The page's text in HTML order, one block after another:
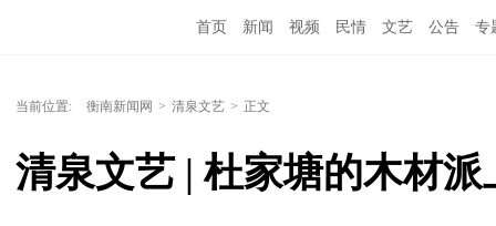
首页 新闻 视频 民情 文艺 公告 专
当前位置: 衡南新闻网 > 清泉文艺 > 正文
清泉文艺 | 杜家塘的木材派